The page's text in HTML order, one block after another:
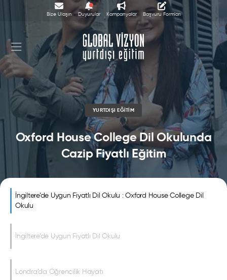
Bize Ulaşın Duyurular Kampanyalar Başvuru Formları
YURTDIŞI EĞITIM
Oxford House College Dil Okulunda
Cazip Fiyatlı Eğitim
İngiltere’de Uygun Fiyatlı Dil Okulu : Oxford House College Dil
Okulu
İngiltere’de Uygun Fiyatlı Dil Okulu
Londra’da Öğrencilik Hayatı